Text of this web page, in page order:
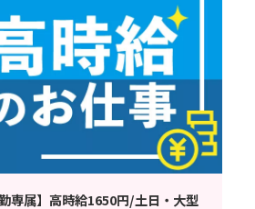
専属】高時給1650円/土日・大型